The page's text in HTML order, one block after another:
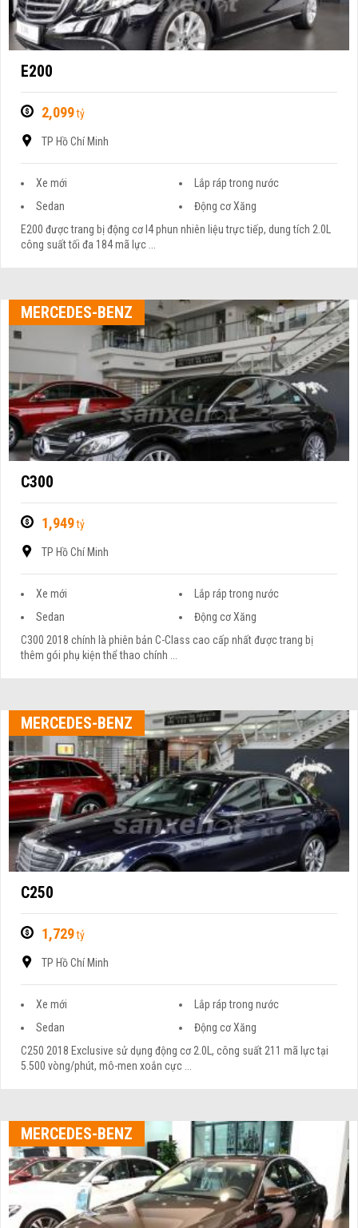
E200
2,099tỷ
TP Hồ Chí Minh
Xe mới
Lắp ráp trong nước
Sedan
Động cơ Xăng
E200 được trang bị động cơ I4 phun nhiên liệu trực tiếp, dung tích 2.0L
công suất tối đa 184 mã lực ...
MERCEDES-BENZ
C300
1,949tỷ
TP Hồ Chí Minh
Xe mới
Lắp ráp trong nước
Sedan
Động cơ Xăng
C300 2018 chính là phiên bản C-Class cao cấp nhất được trang bị
thêm gói phụ kiện thể thao chính ...
MERCEDES-BENZ
C250
1,729tỷ
TP Hồ Chí Minh
Xe mới
Lắp ráp trong nước
Sedan
Động cơ Xăng
C250 2018 Exclusive sử dụng động cơ 2.0L, công suất 211 mã lực tại
5.500 vòng/phút, mô-men xoắn cực ...
MERCEDES-BENZ